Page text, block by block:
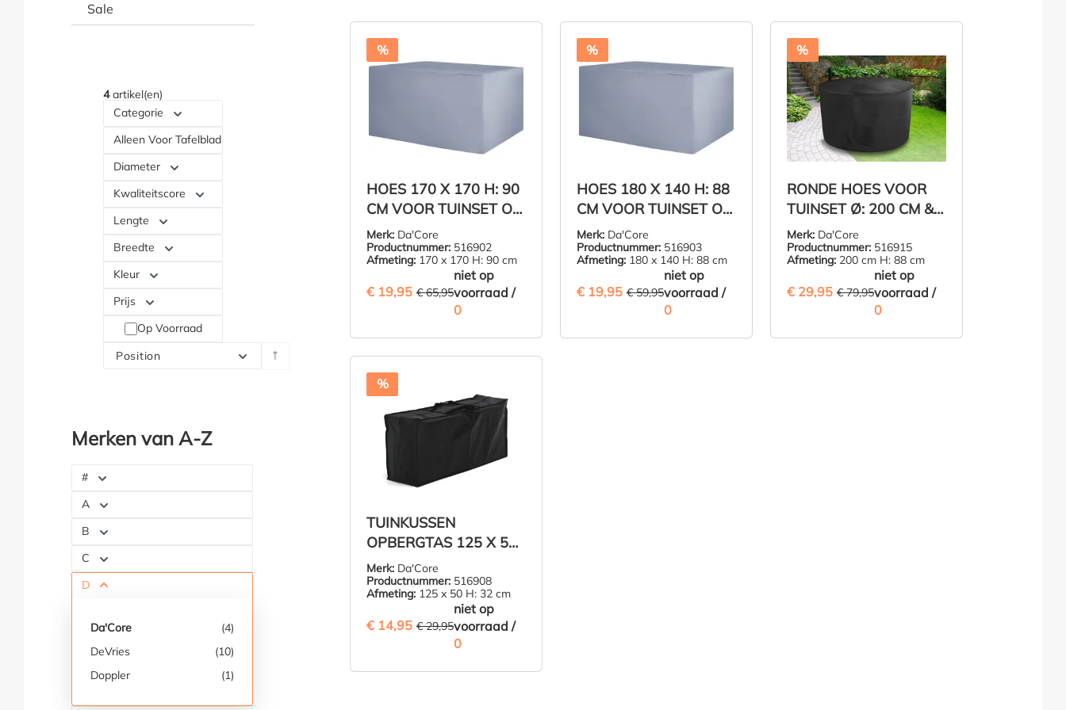
Sale
4artikel(en)
Categorie
Alleen Voor Tafelblad
Diameter
Kwaliteitscore
Lengte
Breedte
Kleur
Prijs
Op Voorraad
Position
Merken van A-Z
#
A
B
C
D
(4)
Da'Core
(10)
DeVries
(1)
Doppler
%
HOES 170 X 170 H: 90
CM VOOR TUINSET OF
LOUNGESET
Merk: Da'Core
Productnummer: 516902
Afmeting: 170 x 170 H: 90 cm
€ 19,95 € 65,95(69.75% BESPAARD)
niet op
voorraad /
0
ZIE PRODUCT
%
HOES 180 X 140 H: 88
CM VOOR TUINSET OF
LOUNGESET
Merk:Da'Core
Productnummer:516903
Afmeting:180 x 140 H: 88 cm
€ 19,95 € 59,95(66.72% BESPAARD)
niet op
voorraad /
0
%
RONDE HOES VOOR
TUINSET Ø: 200 CM &
H: 88 CM
Merk:Da'Core
Productnummer:516915
Afmeting:200 cm H: 88 cm
€ 29,95 € 79,95(62.54% BESPAARD)
niet op
voorraad /
0
%
TUINKUSSEN
OPBERGTAS 125 X 50
H: 32 CM
Merk: Da'Core
Productnummer: 516908
Afmeting: 125 x 50 H: 32 cm
€ 14,95 € 29,95(50.08% BESPAARD)
niet op
voorraad /
0